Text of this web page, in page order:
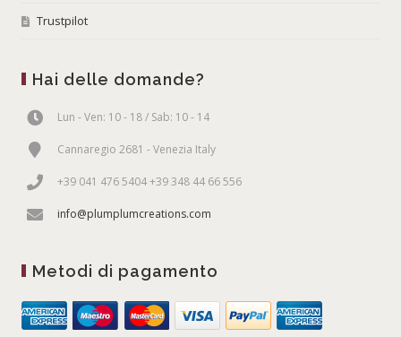
Trustpilot
Hai delle domande?
Lun - Ven: 10 - 18 / Sab: 10 - 14
Cannaregio 2681 - Venezia Italy
+39 041 476 5404 +39 348 44 66 556
info@plumplumcreations.com
Metodi di pagamento